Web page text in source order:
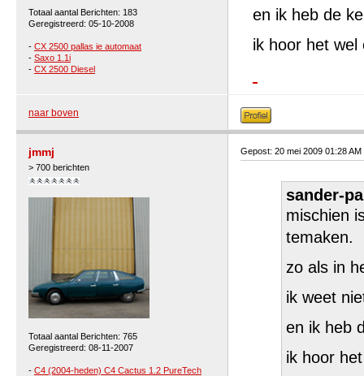
Totaal aantal Berichten: 183
Geregistreerd: 05-10-2008
- CX 2500 pallas ie automaat
- Saxo 1.1i
- CX 2500 Diesel
en ik heb de
ik hoor het
naar boven
jmmj
> 700 berichten
Totaal aantal Berichten: 765
Geregistreerd: 08-11-2007
- C4 (2004-heden) C4 Cactus 1.2 PureTech
Gepost: 20 mei 2009 01:28 AM
sander-
mischien
temaken.
zo als in
ik weet
en ik heb
ik hoor